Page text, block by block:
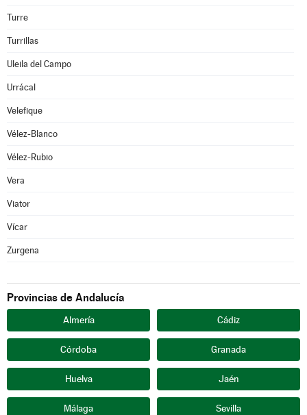
Turre
Turrillas
Uleila del Campo
Urrácal
Velefique
Vélez-Blanco
Vélez-Rubio
Vera
Viator
Vícar
Zurgena
Provincias de Andalucía
Almería Cádiz
Córdoba Granada
Huelva Jaén
Málaga Sevilla